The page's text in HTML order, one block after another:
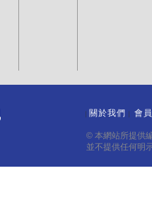
關於我們 會
© 本網站所提供
並不提供任何明